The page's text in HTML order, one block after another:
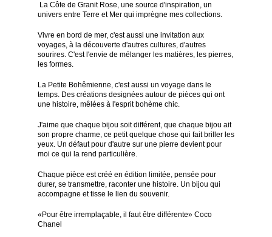
La Côte de Granit Rose, une source d'inspiration, un
univers entre Terre et Mer qui imprègne mes collections.
Vivre en bord de mer, c'est aussi une invitation aux
voyages, à la découverte d'autres cultures, d'autres
sourires. C'est l'envie de mélanger les matières, les pierres,
les formes.
La Petite Bohêmienne, c'est aussi un voyage dans le
temps. Des créations designées autour de pièces qui ont
une histoire, mêlées à l'esprit bohème chic.
J'aime que chaque bijou soit différent, que chaque bijou ait
son propre charme, ce petit quelque chose qui fait briller les
yeux. Un défaut pour d'autre sur une pierre devient pour
moi ce qui la rend particulière.
Chaque pièce est créé en édition limitée, pensée pour
durer, se transmettre, raconter une histoire. Un bijou qui
accompagne et tisse le lien du souvenir.
«Pour être irremplaçable, il faut être différente» Coco
Chanel